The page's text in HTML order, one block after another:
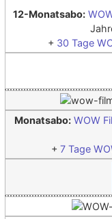
12-Monatsabo:
+ 30 Tage
Monatsabo: WOW
+ 7 Tage